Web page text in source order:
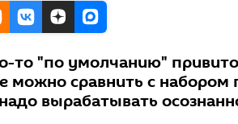
то "по умолчанию"
можно сравнить с набором
вырабатывать